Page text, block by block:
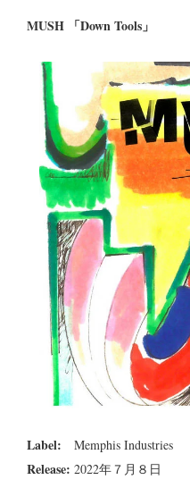
MUSH 「Down Tools」
Label: Memphis Industries
Release: 2022年７月８日